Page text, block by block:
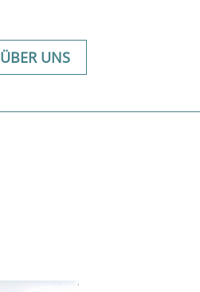
ÜBER UNS